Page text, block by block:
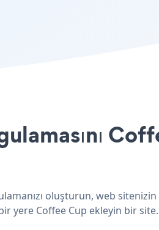
oluşturun, web
yere Coffee Cup ekleyin bir site.